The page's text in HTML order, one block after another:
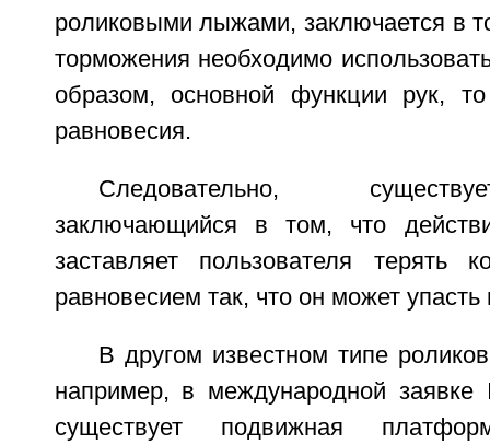
роликовыми лыжами, заключается в
торможения необходимо
образом, основной функции рук,
равновесия.
Следовательно,
заключающийся в том, что
заставляет пользователя терять
равновесием так, что он может упасть
В другом известном типе
например, в международной
существует подвижная